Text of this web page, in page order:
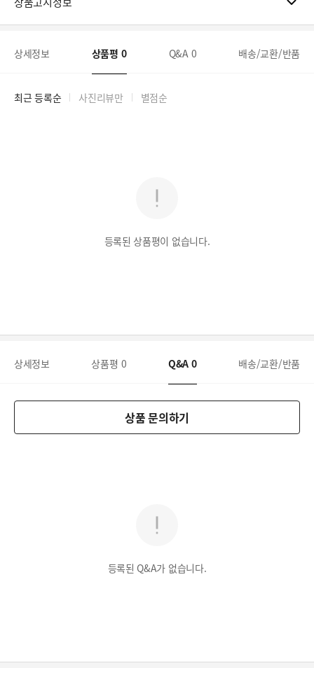
상세정보 상품평 0 Q&A 0 배송/교환/반품
최근 등록순 사진리뷰만 별점순
등록된 상품평이 없습니다.
상세정보 상품평 0 Q&A 0 배송/교환/반품
상품 문의하기
등록된 Q&A가 없습니다.